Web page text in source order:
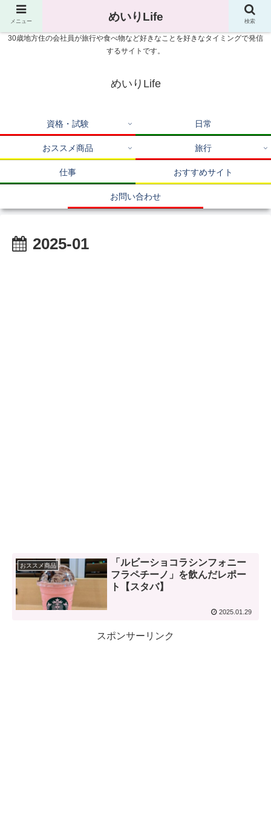
30歳地方住の会社員が旅行や食べ物など好きなことを好きなタイミングで発信
するサイトです。
めいりLife
資格・試験 日常
おススメ商品 旅行
仕事 おすすめサイト
お問い合わせ
2025-01
おススメ商品
「ルビーショコラシンフォニー
フラペチーノ」を飲んだレポー
ト【スタバ】
2025.01.29
スポンサーリンク
メニュー めいりLife 検索